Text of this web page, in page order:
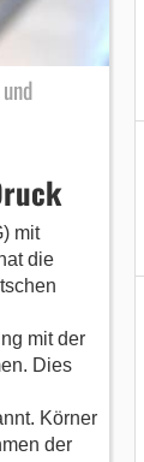
mit
die
mit der
Dies
Körner
der